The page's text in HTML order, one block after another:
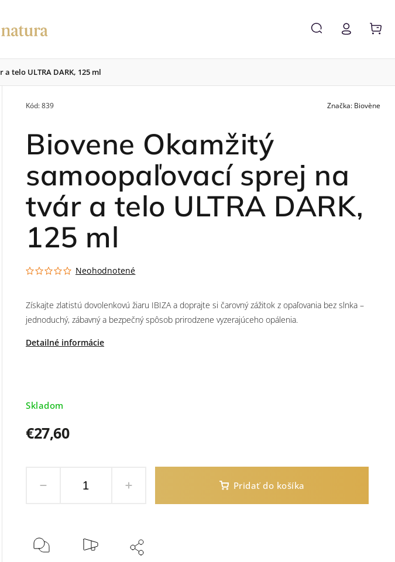
telo ULTRA DARK, 125 ml
Biovene Okamžitý
samoopaľovací sprej na
tvár a telo ULTRA DARK,
125 ml
Kód:839
Neohodnotené
Získajte zlatistú dovolenkovú žiaru IBIZA a doprajte si čarovný zážitok z opaľovania bez slnka –
jednoduchý, zábavný a bezpečný spôsob prirodzene vyzerajúceho opálenia.
Detailné informácie
Značka: Biovène
€27,60
Skladom
Pridať do košíka